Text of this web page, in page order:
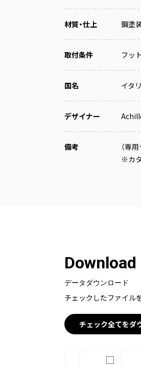
材質・仕上 鋼塗
取付条件 フッ
国名 イタ
デザイナー
備考
（専
※カ
Download
データダウンロード
チェックしたファイル
チェック全てをダ